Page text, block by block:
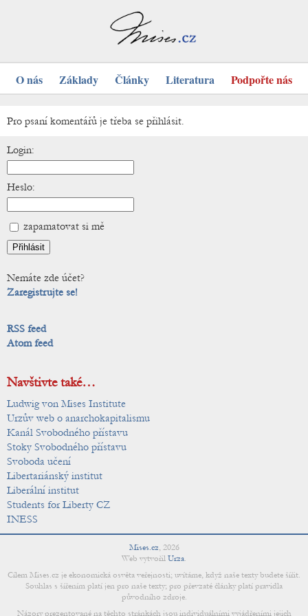
O nás Základy Články Literatura Podpořte nás
Pro psaní komentářů je třeba se přihlásit.
Login:
Heslo:
zapamatovat si mě
Nemáte zde účet?
Zaregistrujte se!
RSS feed
Atom feed
Navštivte také…
Ludwig von Mises Institute
Urzův web o anarchokapitalismu
Kanál Svobodného přístavu
Stoky Svobodného přístavu
Svoboda učení
Libertariánský institut
Liberální institut
Students for Liberty CZ
INESS
Mises.cz, 2026
Web vytvořil Urza.
Cílem Mises.cz je ekonomická osvěta veřejnosti; uvítáme, když naše texty budete šířit.
Souhlas s šířením platí jen pro naše texty; pro převzaté články platí pravidla
původního zdroje.
Názory prezentované na těchto stránkách jsou individuálními vyjádřeními jejich